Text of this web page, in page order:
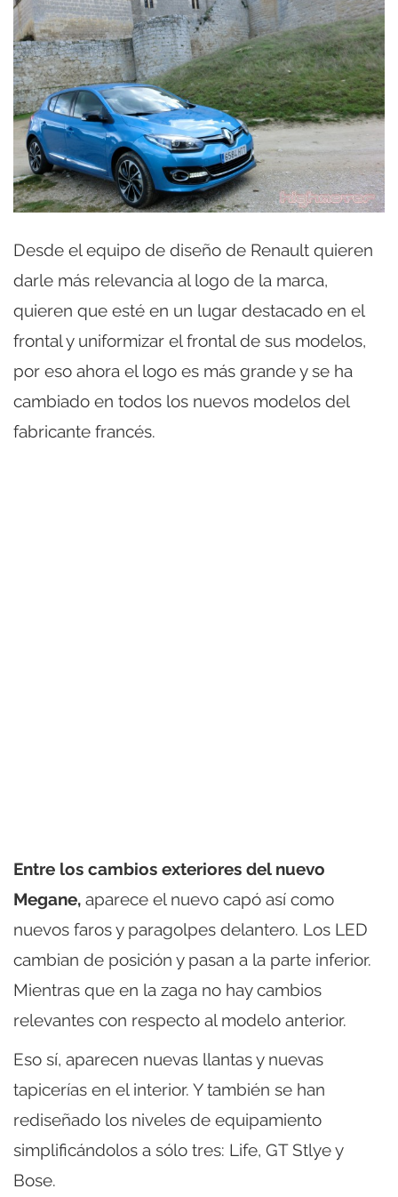
Desde el equipo de diseño de Renault quieren
darle más relevancia al logo de la marca,
quieren que esté en un lugar destacado en el
frontal y uniformizar el frontal de sus modelos,
por eso ahora el logo es más grande y se ha
cambiado en todos los nuevos modelos del
fabricante francés.
Entre los cambios exteriores del nuevo
Megane, aparece el nuevo capó así como
nuevos faros y paragolpes delantero. Los LED
cambian de posición y pasan a la parte inferior.
Mientras que en la zaga no hay cambios
relevantes con respecto al modelo anterior.
Eso sí, aparecen nuevas llantas y nuevas
tapicerías en el interior. Y también se han
rediseñado los niveles de equipamiento
simplificándolos a sólo tres: Life, GT Stlye y
Bose.